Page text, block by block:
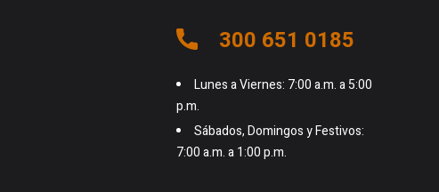
300 651 0185
Lunes a Viernes: 7:00 a.m. a 5:00
p.m.
Sábados, Domingos y Festivos:
7:00 a.m. a 1:00 p.m.